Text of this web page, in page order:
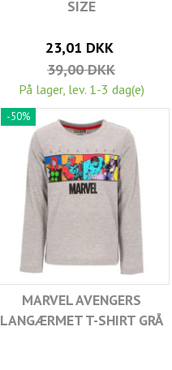
SIZE
23,01 DKK
39,00 DKK
På lager, lev. 1-3 dag(e)
-50%
MARVEL AVENGERS
LANGÆRMET T-SHIRT GRÅ